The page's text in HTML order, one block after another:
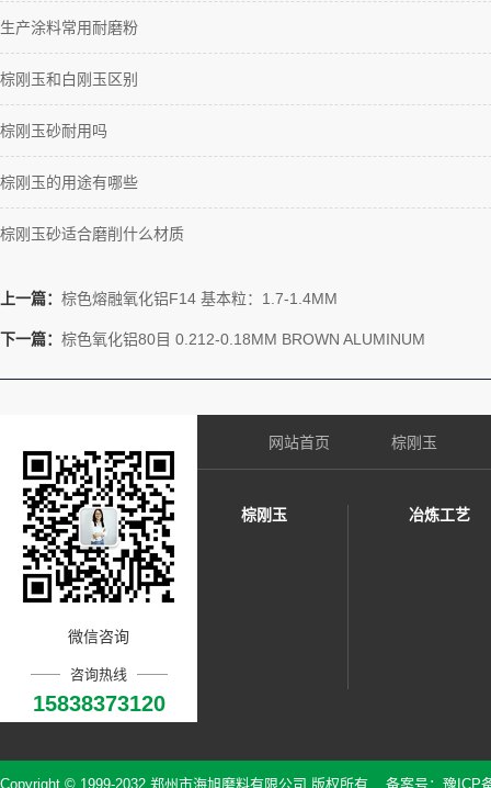
生产涂料常用耐磨粉
棕刚玉和白刚玉区别
棕刚玉砂耐用吗
棕刚玉的用途有哪些
棕刚玉砂适合磨削什么材质
上一篇： 棕色熔融氧化铝F14 基本粒：1.7-1.4MM
下一篇： 棕色氧化铝80目 0.212-0.18MM BROWN ALUMINUM
微信咨询
咨询热线
15838373120
网站首页 棕刚玉
棕刚玉 冶炼工艺
Copyright © 1999-2032 郑州市海旭磨料有限公司 版权所有 备案号： 豫ICP